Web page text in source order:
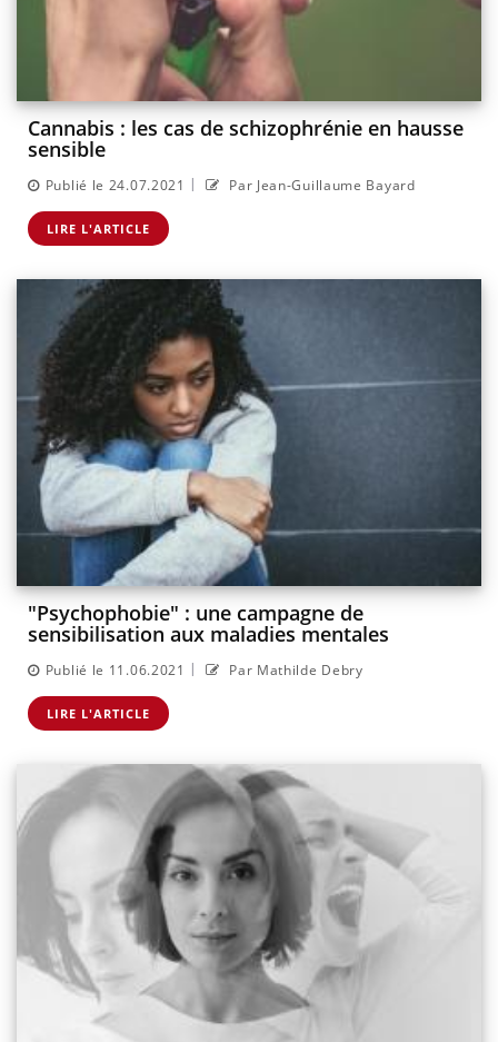
Cannabis : les cas de schizophrénie en hausse
sensible
Publié le 24.07.2021 | Par Jean-Guillaume Bayard
LIRE L'ARTICLE
"Psychophobie" : une campagne de
sensibilisation aux maladies mentales
Publié le 11.06.2021 | Par Mathilde Debry
LIRE L'ARTICLE